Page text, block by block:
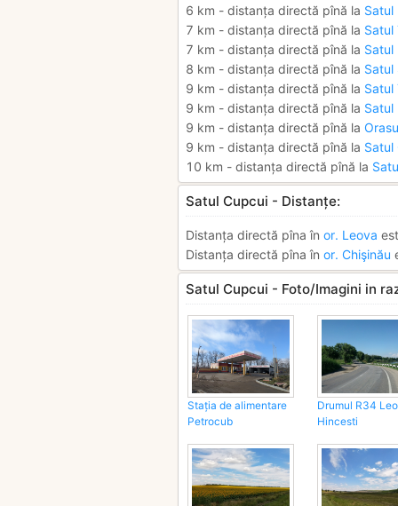
6 km - distanța directă pînă la Satul
7 km - distanța directă pînă la Satul
7 km - distanța directă pînă la Satul
8 km - distanța directă pînă la Satul
9 km - distanța directă pînă la Satul
9 km - distanța directă pînă la Satul
9 km - distanța directă pînă la
9 km - distanța directă pînă la Satul
10 km - distanța directă pînă la
Satul Cupcui - Distanțe:
Distanța directă pîna în or. Leova
Distanța directă pîna în or. Chişinău
Satul Cupcui - Foto/Imagini in
Stația de alimentare
Petrocub
Drumul R34
Hincesti